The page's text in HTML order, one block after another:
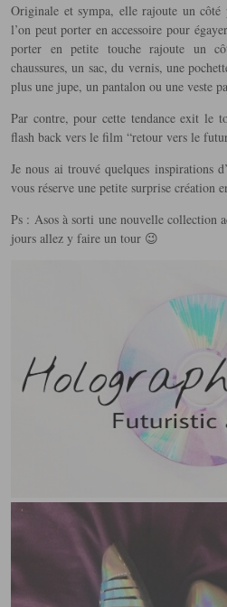
Originale et sympa, elle rajoute un côté
l’on peut porter en accessoire pour
porter en petite touche rajoute un
chaussures, un sac, du vernis, une
plus une jupe, un pantalon ou une veste
Par contre, pour cette tendance exit le
flash back vers le film “retour vers le
Je nous ai trouvé quelques inspirations
vous réserve une petite surprise création
Ps : Asos à sorti une nouvelle collection
jours allez y faire un tour 😉